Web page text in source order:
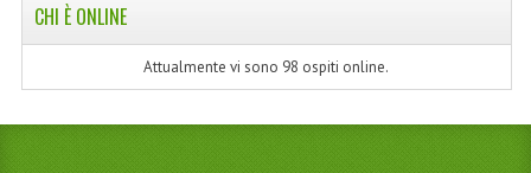
CHI È ONLINE
Attualmente vi sono 98 ospiti online.